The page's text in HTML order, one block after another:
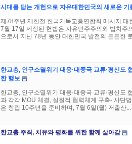
시대를 담는 개헌으로 자유대한민국의 새로운 기
제78주년 제헌절 한국기독교총연합회 메시지
7월 17일 제정된 헌법은 자유민주주의와 법치주
으로서 지난 78년 동안 대한민국 발전의 든든한
한교총, 인구소멸위기 대응·대중국 교류·평신도
한 행보
한교총, 인구소멸위기 대응·대중국 교류·평신도
과 각각 MOU 체결, 실질적 협력체계 구축- 사단
은 창립 10주년을 준비하며, 7월 6일(월) 저출산...
한교총 주최, 치유와 평화를 위한 함께 살아감